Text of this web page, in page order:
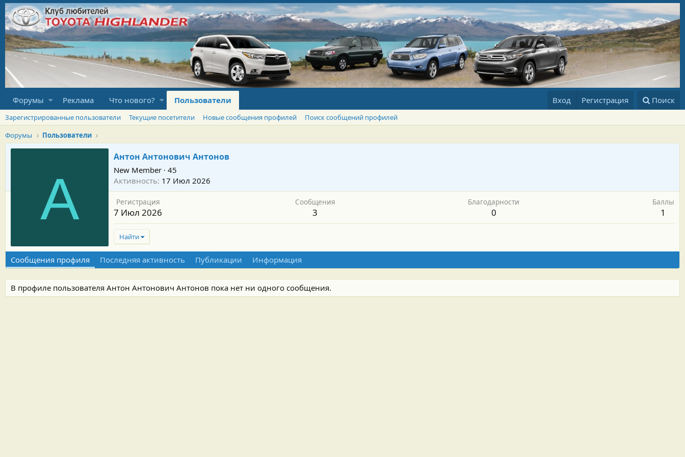
Форумы Реклама Что нового? Пользователи Вход Регистрация Поиск
Зарегистрированные пользователи Текущие посетители Новые сообщения профилей
Поиск сообщений профилей
Форумы
Пользователи
А
Антон Антонович Антонов
New Member · 45
Активность 17 Июл 2026
Регистрация
7 Июл 2026
Сообщения
3
Благодарности
0
Баллы
1
Найти
Сообщения профиля Последняя активность Публикации Информация
В профиле пользователя Антон Антонович Антонов пока нет ни одного сообщения.